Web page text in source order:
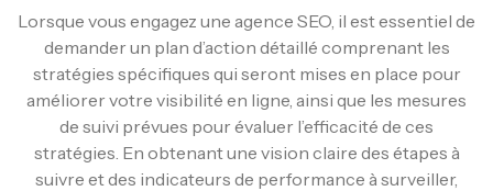
Lorsque vous engagez une agence SEO, il est essentiel de
demander un plan d’action détaillé comprenant les
stratégies spécifiques qui seront mises en place pour
améliorer votre visibilité en ligne, ainsi que les mesures
de suivi prévues pour évaluer l’efficacité de ces
stratégies. En obtenant une vision claire des étapes à
suivre et des indicateurs de performance à surveiller,